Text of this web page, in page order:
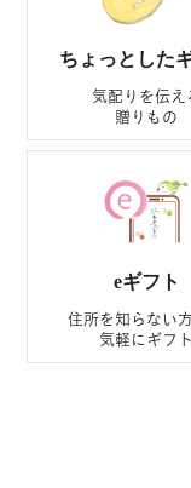
ちょっとした
気配りを伝え
贈りもの
eギフト
住所を知らない方
気軽にギフト